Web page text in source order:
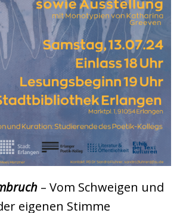
– Vom Schweigen und
eigenen Stimme